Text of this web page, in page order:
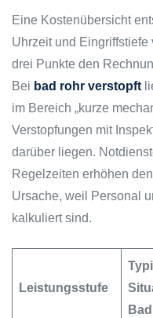
Eine Kostenübersicht
Uhrzeit und
drei Punkte den
Bei bad rohr verstopft
im Bereich „kurze
Verstopfungen mit
darüber liegen.
Regelzeiten erhöhen
Ursache, weil Personal
kalkuliert sind.
Leistungsstufe
Bad